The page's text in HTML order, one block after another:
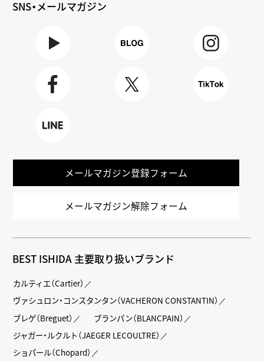
SNS・メールマガジン
メールマガジン登録フォーム
メールマガジン解除フォーム
BEST ISHIDA 主要取り扱いブランド
カルティエ（Cartier）
ヴァシュロン・コンスタンタン（VACHERON CONSTANTIN）
ブレゲ（Breguet）
ブランパン（BLANCPAIN）
ジャガー・ルクルト（JAEGER LECOULTRE）
ショパール（Chopard）